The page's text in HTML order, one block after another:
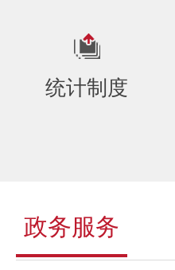
统计制度
政务服务